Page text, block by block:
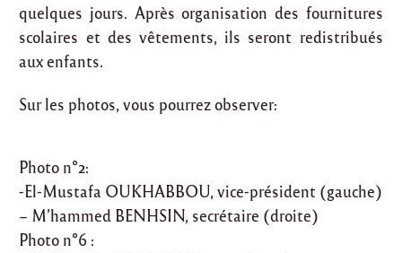
quelques jours. Après organisation des fournitures
scolaires et des vêtements, ils seront redistribués
aux enfants.
Sur les photos, vous pourrez observer:
Photo n°2:
-El-Mustafa OUKHABBOU, vice-président (gauche)
– M’hammed BENHSIN, secrétaire (droite)
Photo n°6 :